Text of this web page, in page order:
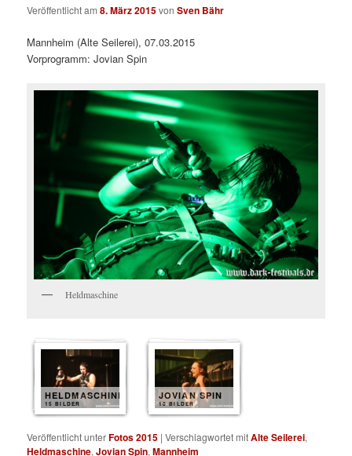
Veröffentlicht am8. März 2015vonSven Bähr
Mannheim (Alte Seilerei), 07.03.2015
Vorprogramm: Jovian Spin
Heldmaschine
HELDMASCHINE
15 BILDER
JOVIAN SPIN
10 BILDER
Veröffentlicht unterFotos 2015 |Verschlagwortet mitAlte Seilerei,
Heldmaschine,Jovian Spin,Mannheim